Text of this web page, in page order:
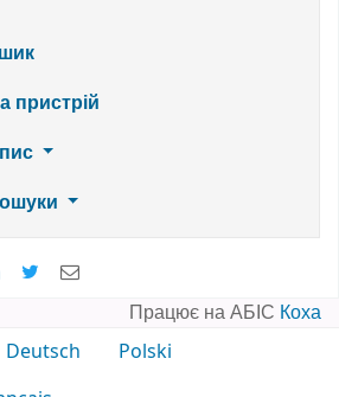
пристрій
Працює на АБІС Коха
Deutsch
Polski